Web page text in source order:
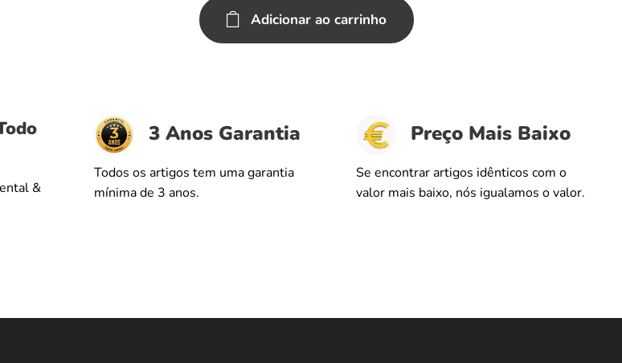
Adicionar ao carrinho
&
3 Anos Garantia
Todos os artigos tem uma garantia
mínima de 3 anos.
Preço Mais Baixo
Se encontrar artigos idênticos com o
valor mais baixo, nós igualamos o valor.